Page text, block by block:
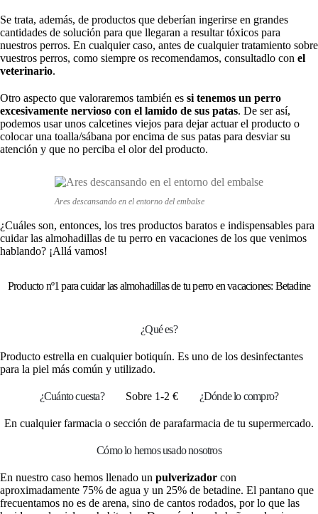
Se trata, además, de productos que deberían ingerirse en grandes
cantidades de solución para que llegaran a resultar tóxicos para
nuestros perros. En cualquier caso, antes de cualquier tratamiento sobre
vuestros perros, como siempre os recomendamos, consultadlo con el
veterinario.
Otro aspecto que valoraremos también es si tenemos un perro
excesivamente nervioso con el lamido de sus patas. De ser así,
podemos usar unos calcetines viejos para dejar actuar el producto o
colocar una toalla/sábana por encima de sus patas para desviar su
atención y que no perciba el olor del producto.
Ares descansando en el entorno del embalse
¿Cuáles son, entonces, los tres productos baratos e indispensables para
cuidar las almohadillas de tu perro en vacaciones de los que venimos
hablando? ¡Allá vamos!
Producto nº1 para cuidar las almohadillas de tu perro en vacaciones: Betadine
¿Qué es?
Producto estrella en cualquier botiquín. Es uno de los desinfectantes
para la piel más común y utilizado.
¿Cuánto cuesta? Sobre 1-2 € ¿Dónde lo compro?
En cualquier farmacia o sección de parafarmacia de tu supermercado.
Cómo lo hemos usado nosotros
En nuestro caso hemos llenado un pulverizador con
aproximadamente 75% de agua y un 25% de betadine. El pantano que
frecuentamos no es de arena, sino de cantos rodados, por lo que las